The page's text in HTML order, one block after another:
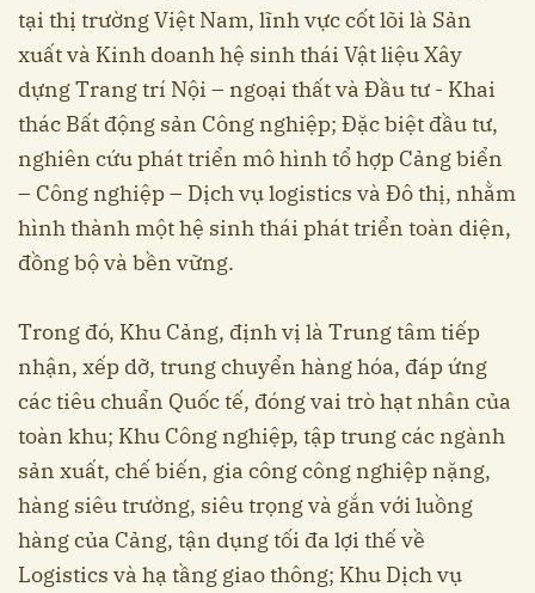
tại thị trường Việt Nam, lĩnh vực cốt lõi là Sản
xuất và Kinh doanh hệ sinh thái Vật liệu Xây
dựng Trang trí Nội – ngoại thất và Đầu tư - Khai
thác Bất động sản Công nghiệp; Đặc biệt đầu tư,
nghiên cứu phát triển mô hình tổ hợp Cảng biển
– Công nghiệp – Dịch vụ logistics và Đô thị, nhằm
hình thành một hệ sinh thái phát triển toàn diện,
đồng bộ và bền vững.
Trong đó, Khu Cảng, định vị là Trung tâm tiếp
nhận, xếp dỡ, trung chuyển hàng hóa, đáp ứng
các tiêu chuẩn Quốc tế, đóng vai trò hạt nhân của
toàn khu; Khu Công nghiệp, tập trung các ngành
sản xuất, chế biến, gia công công nghiệp nặng,
hàng siêu trường, siêu trọng và gắn với luồng
hàng của Cảng, tận dụng tối đa lợi thế về
Logistics và hạ tầng giao thông; Khu Dịch vụ